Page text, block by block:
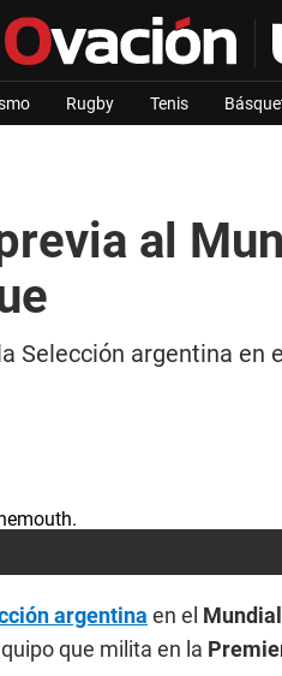
Rugby Tenis
al
Selección argentina
argentina en el
que milita en la